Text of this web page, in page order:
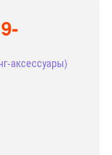
аксессуары)